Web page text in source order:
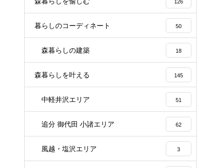
126
暮らしのコーディネート 50
森暮らしの建築 18
森暮らしを叶える 145
中軽井沢エリア 51
追分 御代田 小諸エリア 62
風越・塩沢エリア 3